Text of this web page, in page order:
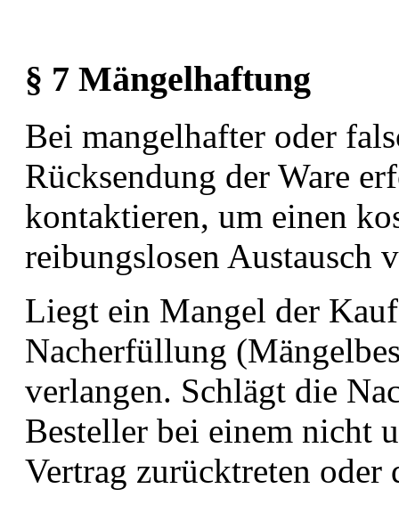
§ 7 Mängelhaftung
Bei mangelhafter oder
Rücksendung der Ware
kontaktieren, um einen
reibungslosen Austausch
Liegt ein Mangel der
Nacherfüllung
verlangen. Schlägt die
Besteller bei einem nicht
Vertrag zurücktreten